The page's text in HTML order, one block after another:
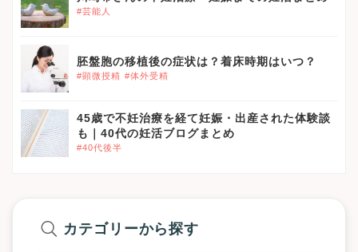
#芸能人
胚盤胞の移植後の症状は？着床時期はいつ？
#顕微授精 #体外受精
}}
45歳で不妊治療を経て妊娠・出産された体験談
も｜40代の妊活ブログまとめ
#40代後半
カテゴリーから探す